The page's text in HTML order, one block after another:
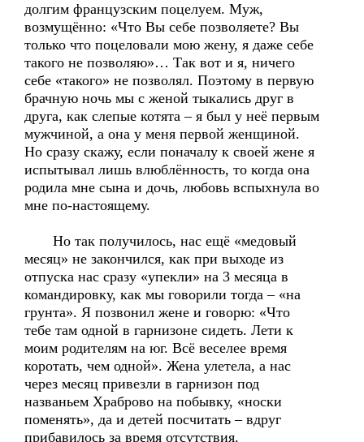
долгим французским поцелуем. Муж,
возмущённо: «Что Вы себе позволяете? Вы
только что поцеловали мою жену, я даже себе
такого не позволяю»… Так вот и я, ничего
себе «такого» не позволял. Поэтому в первую
брачную ночь мы с женой тыкались друг в
друга, как слепые котята – я был у неё первым
мужчиной, а она у меня первой женщиной.
Но сразу скажу, если поначалу к своей жене я
испытывал лишь влюблённость, то когда она
родила мне сына и дочь, любовь вспыхнула во
мне по-настоящему.
Но так получилось, нас ещё «медовый
месяц» не закончился, как при выходе из
отпуска нас сразу «упекли» на 3 месяца в
командировку, как мы говорили тогда – «на
грунта». Я позвонил жене и говорю: «Что
тебе там одной в гарнизоне сидеть. Лети к
моим родителям на юг. Всё веселее время
коротать, чем одной». Жена улетела, а нас
через месяц привезли в гарнизон под
названьем Храброво на побывку, «носки
поменять», да и детей посчитать – вдруг
прибавилось за время отсутствия.